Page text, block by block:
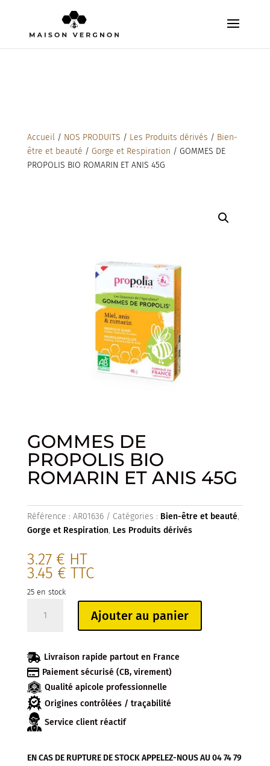
Accueil/ NOS PRODUITS / Les Produits dérivés / Bien-
être et beauté / Gorge et Respiration / GOMMES DE
PROPOLIS BIO ROMARIN ET ANIS 45G
GOMMES DE
PROPOLIS BIO
ROMARIN ET ANIS 45G
Référence : AR01636 Catégories : Bien-être et beauté,
Gorge et Respiration, Les Produits dérivés
3.27 € HT
3.45 € TTC
25 en stock
PROPOLIS
BIO
ROMARIN
ET
ANIS
45G
Ajouter au panier
 Livraison rapide partout en France
 Paiement sécurisé (CB, virement)
Qualité apicole professionnelle
Origines contrôlées / traçabilité
Service client réactif
EN CAS DE RUPTURE DE STOCK APPELEZ-NOUS AU 04 74 79